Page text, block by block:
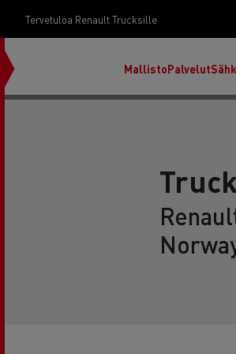
Tervetuloa Renault Trucksille
MallistoPalvelut